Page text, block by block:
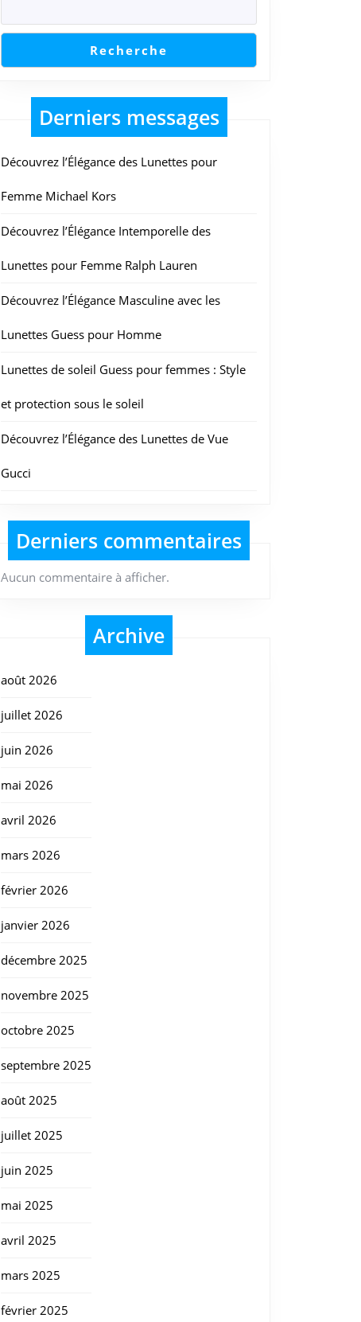
Recherche
Derniers messages
Découvrez l’Élégance des Lunettes pour
Femme Michael Kors
Découvrez l’Élégance Intemporelle des
Lunettes pour Femme Ralph Lauren
Découvrez l’Élégance Masculine avec les
Lunettes Guess pour Homme
Lunettes de soleil Guess pour femmes : Style
et protection sous le soleil
Découvrez l’Élégance des Lunettes de Vue
Gucci
Derniers commentaires
Aucun commentaire à afficher.
Archive
août 2026
juillet 2026
juin 2026
mai 2026
avril 2026
mars 2026
février 2026
janvier 2026
décembre 2025
novembre 2025
octobre 2025
septembre 2025
août 2025
juillet 2025
juin 2025
mai 2025
avril 2025
mars 2025
février 2025